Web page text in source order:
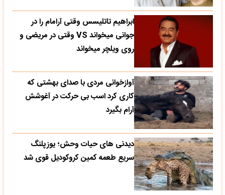
ابراهیم تاتلیسس وقتی آرامام را در
جوانی میخواند VS وقتی در مریضی و
روی ویلچر میخواند
آوازخوانی مردی با صدای بهشتی که
کاری کرد اسب بی حرکت در آغوشش
آرام بگیرد
دیدنی های حیات وحش؛ یوزپلنگ
سریع طعمه کمین کروکودیل قوی شد